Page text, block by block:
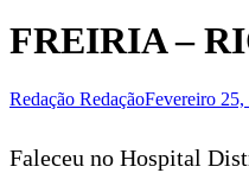
FREIRIA –
Redação RedaçãoFevereiro 25,
Faleceu no Hospital